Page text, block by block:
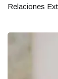
Relaciones